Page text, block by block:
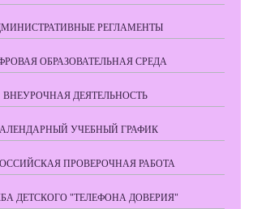
РЕГЛАМЕНТЫ
ОБРАЗОВАТЕЛЬНАЯ СРЕДА
ВНЕУРОЧНАЯ ДЕЯТЕЛЬНОСТЬ
УЧЕБНЫЙ ГРАФИК
ПРОВЕРОЧНАЯ РАБОТА
ДЕТСКОГО "ТЕЛЕФОНА ДОВЕРИЯ"